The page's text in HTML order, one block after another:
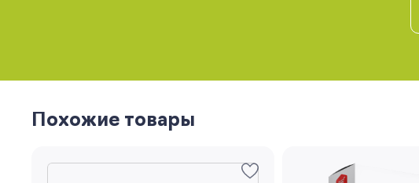
Похожие товары